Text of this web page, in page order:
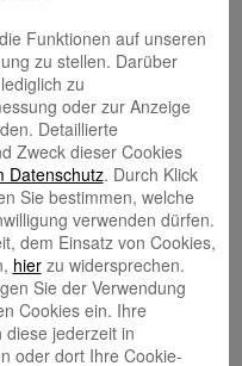
Funktionen auf unseren
zu stellen. Darüber
zu
oder zur Anzeige
Detaillierte
Zweck dieser Cookies
Datenschutz. Durch Klick
Sie bestimmen, welche
verwenden dürfen.
dem Einsatz von Cookies,
hierzu widersprechen.
Sie der Verwendung
Cookies ein. Ihre
diese jederzeit in
oder dort Ihre Cookie-